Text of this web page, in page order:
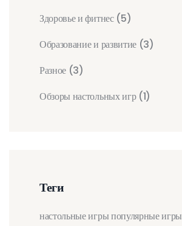
Здоровье и фитнес (5)
Образование и развитие (3)
Разное (3)
Обзоры настольных игр (1)
Теги
настольные игрыпопулярные игры